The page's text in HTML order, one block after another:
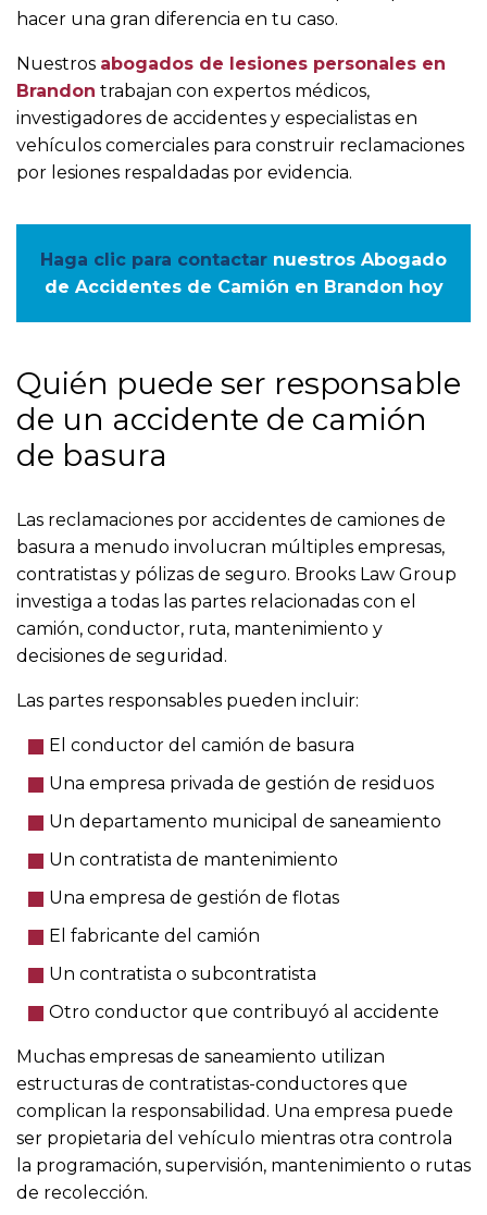
hacer una gran diferencia en tu caso.
Nuestros abogados de lesiones personales en
Brandon trabajan con expertos médicos,
investigadores de accidentes y especialistas en
vehículos comerciales para construir reclamaciones
por lesiones respaldadas por evidencia.
Haga clic para contactar nuestros Abogado
de Accidentes de Camión en Brandon hoy
Quién puede ser responsable
de un accidente de camión
de basura
Las reclamaciones por accidentes de camiones de
basura a menudo involucran múltiples empresas,
contratistas y pólizas de seguro. Brooks Law Group
investiga a todas las partes relacionadas con el
camión, conductor, ruta, mantenimiento y
decisiones de seguridad.
Las partes responsables pueden incluir:
El conductor del camión de basura
Una empresa privada de gestión de residuos
Un departamento municipal de saneamiento
Un contratista de mantenimiento
Una empresa de gestión de flotas
El fabricante del camión
Un contratista o subcontratista
Otro conductor que contribuyó al accidente
Muchas empresas de saneamiento utilizan
estructuras de contratistas-conductores que
complican la responsabilidad. Una empresa puede
ser propietaria del vehículo mientras otra controla
la programación, supervisión, mantenimiento o rutas
de recolección.